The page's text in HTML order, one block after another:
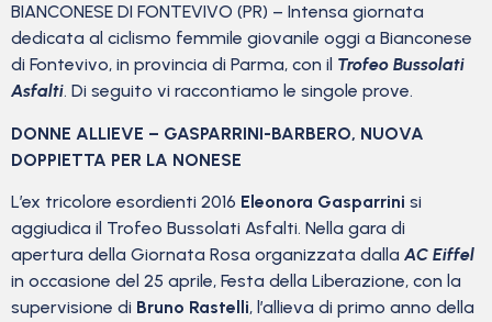
BIANCONESE DI FONTEVIVO (PR) – Intensa giornata
dedicata al ciclismo femmile giovanile oggi a Bianconese
di Fontevivo, in provincia di Parma, con il Trofeo Bussolati
Asfalti. Di seguito vi raccontiamo le singole prove.
DONNE ALLIEVE – GASPARRINI-BARBERO, NUOVA
DOPPIETTA PER LA NONESE
L’ex tricolore esordienti 2016 Eleonora Gasparrini si
aggiudica il Trofeo Bussolati Asfalti. Nella gara di
apertura della Giornata Rosa organizzata dalla AC Eiffel
in occasione del 25 aprile, Festa della Liberazione, con la
supervisione di Bruno Rastelli, l’allieva di primo anno della